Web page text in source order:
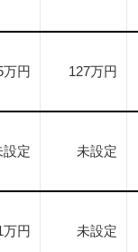
万円 127万円
設定 未設定
万円 未設定